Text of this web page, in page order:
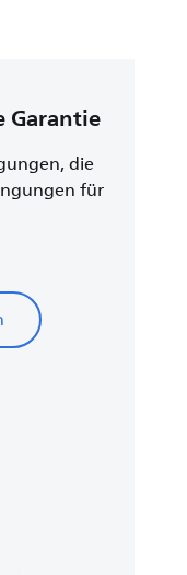
Garantie
die
für